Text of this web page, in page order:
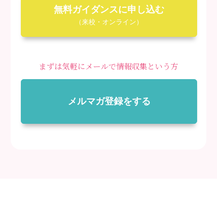
無料ガイダンスに申し込む
（来校・オンライン）
まずは気軽にメールで情報収集という方
メルマガ登録をする